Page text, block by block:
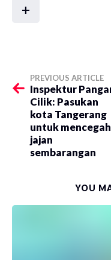
+
PREVIOUS ARTICLE
​Inspektur
Cilik: Pasukan
kota Tangerang
untuk mencegah
jajan
sembarangan
YOU